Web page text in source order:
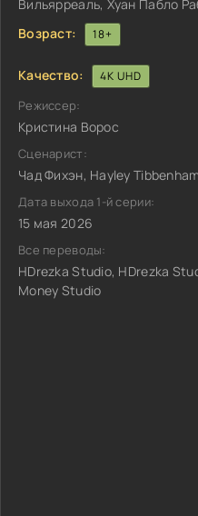
Вильярреаль, Хуан Пабло
Возраст:
18+
Качество: 4K UHD
Режиссер:
Кристина Ворос
Сценарист:
Чад Фихэн, Hayley
Дата выхода 1-й серии:
15 мая 2026
Все переводы:
HDrezka Studio, HDrezka
Money Studio